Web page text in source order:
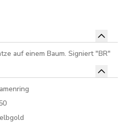
auf einem Baum. Signiert "BR"